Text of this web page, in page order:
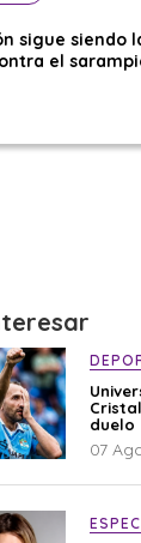
sigue siendo
el
duelo
07